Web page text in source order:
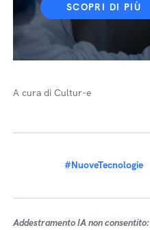
SCOPRI DI PIÙ
A cura di Cultur-e
#NuoveTecnologie
Addestramento IA non consentito: